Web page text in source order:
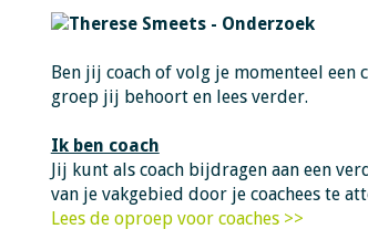
Ben jij coach of volg je momenteel een
groep jij behoort en lees verder.
Ik ben coach
Jij kunt als coach bijdragen aan een
van je vakgebied door je coachees te
Lees de oproep voor coaches >>